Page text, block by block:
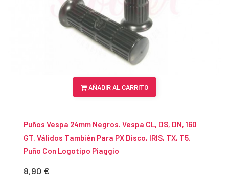
AÑADIR AL CARRITO
Puños Vespa 24mm Negros. Vespa CL, DS, DN, 160
GT. Válidos También Para PX Disco, IRIS, TX, T5.
Puño Con Logotipo Piaggio
Precio
8,90 €